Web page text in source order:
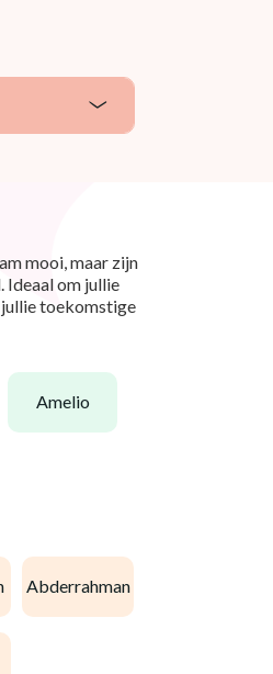
mooi, maar zijn
Ideaal om jullie
jullie toekomstige
amelio
abderrahman